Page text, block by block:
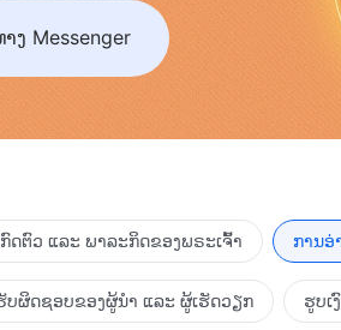
ງ, ສ້າງຄວາມເຂົ້າໃຈທີ່ແທ້ຈິງກ່ຽວກັບພຣ
ອີກຢ່າງໜຶ່ງກໍຄື ເມື່ອຄວາມຮັກຂອງເຈົ້າທີ່
ທີ່ໃຫ້ກັບພຣະອົງໄດ້. ເມື່ອນັ້ນ ເຈົ້າຈຶ່ງຈະຢູ່ໃ
ນຄົນຂອງພຣະເຈົ້າ ຍ້ອນຫົວໃຈຂອງເຈົ້າຢູ່
ບການຂອງເຈົ້າ, ຜ່ານຜົນຕາມມາທີ່ເຈົ້າໄ
ບພຣະເຈົ້າ ແລະ ເມື່ອເຈົ້າເຮັດໄດ້ເຊັ່ນນັ້
ແຫ່ງພຣະທໍາຂອງພຣະເຈົ້າ. ພຽງເມື່ອເຈົ້
ພຣະເຈົ້າ. ໃນຄວາມເຊື່ອຂອງເຈົ້າໃນພຣະ
ວກເຈົ້າຄົນໃດທີ່ຄວນພໍໃຈກັບສະພາບການ
ເຈົ້າບໍ່ສາມາດຖືເບົາໃນສິ່ງນັ້ນ. ພວກເຈົ້າ
ປະໂຫຍດຂອງພຣະອົງ. ເມື່ອໃດກໍ່ຕາມທີ່ພ
ງ Messenger
ດຕົວ ແລະ ພາລະກິດຂອງພຣະເຈົ້າ ການອ່
ຜິດຊອບຂອງຜູ້ນໍາ ແລະ ຜູ້ເຮັດວຽກ ຮູບເ